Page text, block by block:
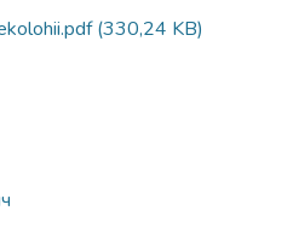
(330,24 KB)